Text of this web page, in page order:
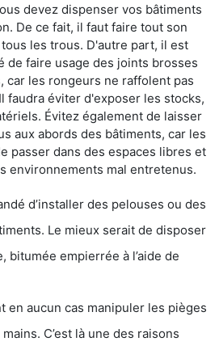
devez dispenser vos bâtiments
De ce fait, il faut faire tout son
les trous. D'autre part, il est
de faire usage des joints brosses
car les rongeurs ne raffolent pas
faudra éviter d'exposer les stocks,
Évitez également de laisser
aux abords des bâtiments, car les
passer dans des espaces libres et
environnements mal entretenus.
d’installer des pelouses ou des
Le mieux serait de disposer
bitumée empierrée à l’aide de
en aucun cas manipuler les pièges
C’est là une des raisons